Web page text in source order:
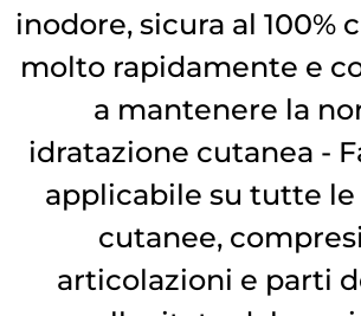
inodore, sicura al 100%
molto rapidamente e
a mantenere la
idratazione cutanea -
applicabile su tutte
cutanee,
articolazioni e parti